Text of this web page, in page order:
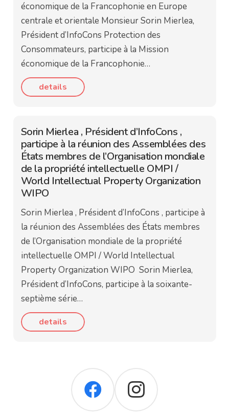
économique de la Francophonie en Europe
centrale et orientale Monsieur Sorin Mierlea,
Président d’InfoCons Protection des
Consommateurs, participe à la Mission
économique de la Francophonie…
details
Sorin Mierlea , Président d’InfoCons ,
participe à la réunion des Assemblées des
États membres de l’Organisation mondiale
de la propriété intellectuelle OMPI /
World Intellectual Property Organization
WIPO
Sorin Mierlea , Président d’InfoCons , participe à
la réunion des Assemblées des États membres
de l’Organisation mondiale de la propriété
intellectuelle OMPI / World Intellectual
Property Organization WIPO Sorin Mierlea,
Président d’InfoCons, participe à la soixante-
septième série…
details